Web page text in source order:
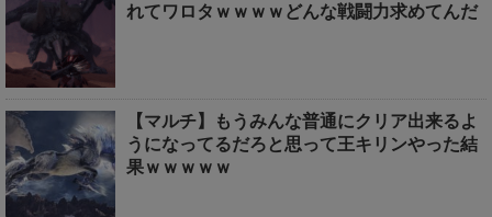
れてワロタｗｗｗｗどんな戦闘力求めてんだ
【マルチ】もうみんな普通にクリア出来るよ
うになってるだろと思って王キリンやった結
果ｗｗｗｗｗ